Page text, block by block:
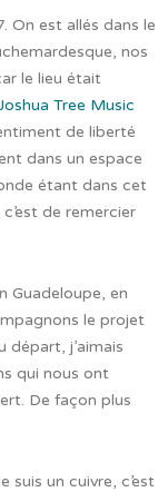
On est allés dans le
nos
le lieu était
Tree Music
de liberté
dans un espace
étant dans cet
de remercier
Guadeloupe, en
le projet
départ, j’aimais
qui nous ont
De façon plus
suis un cuivre, c’est